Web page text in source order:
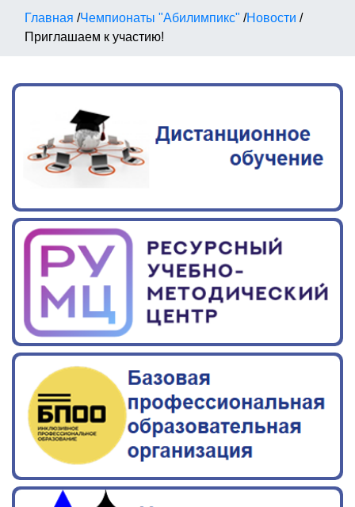
Главная /Чемпионаты "Абилимпикс" /Новости /
Приглашаем к участию!